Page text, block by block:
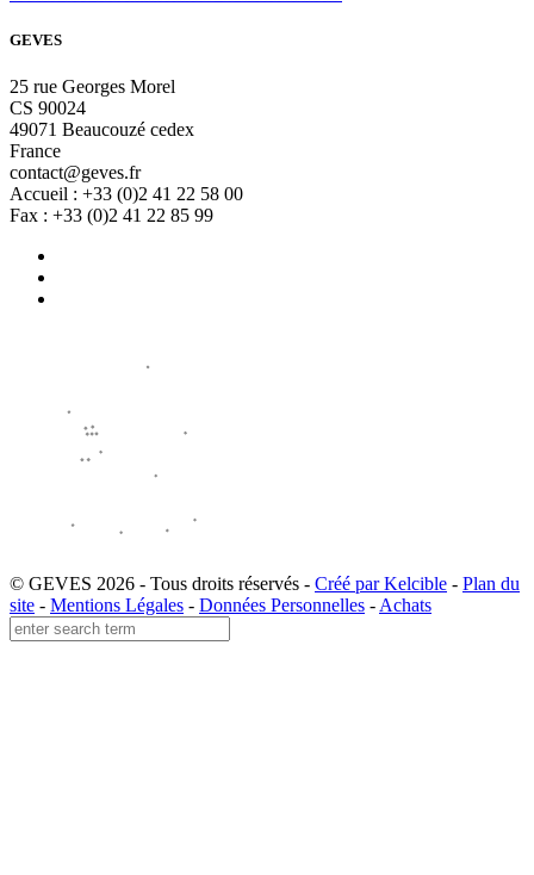
GEVES
25 rue Georges Morel
CS 90024
49071 Beaucouzé cedex
France
contact@geves.fr
Accueil : +33 (0)2 41 22 58 00
Fax : +33 (0)2 41 22 85 99
© GEVES 2026 - Tous droits réservés - Créé par Kelcible - Plan du
site - Mentions Légales - Données Personnelles - Achats